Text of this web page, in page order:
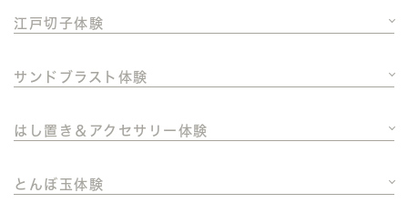
江戸切子体験
サンドブラスト体験
はし置き＆アクセサリー体験
とんぼ玉体験